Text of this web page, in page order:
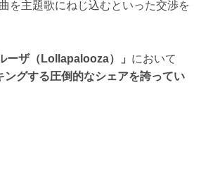
を主題歌にねじ込むといった交渉を
ーザ（Lollapalooza）」 において
グする圧倒的なシェアを誇ってい